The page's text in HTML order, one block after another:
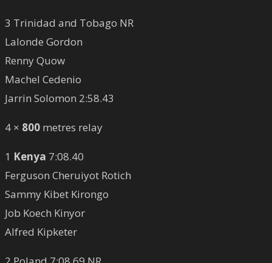
3 Trinidad and Tobago NR
Lalonde Gordon
Renny Quow
Machel Cedenio
Jarrin Solomon 2:58.43
4 × 800 metres relay
1 Kenya 7:08.40
Ferguson Cheruiyot Rotich
Sammy Kibet Kirongo
Job Koech Kinyor
Alfred Kipketer